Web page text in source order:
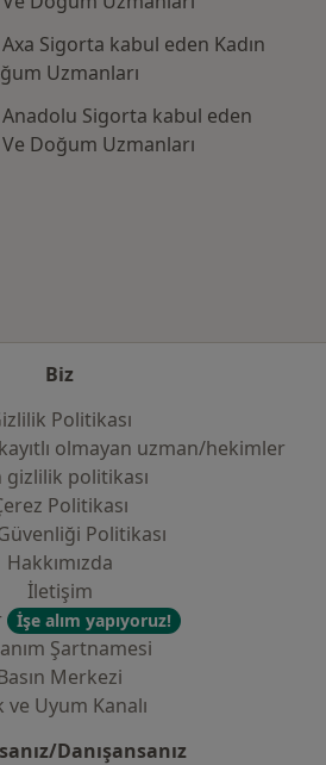
Sigorta kabul eden Kadın
Uzmanları
Sigorta kabul eden
Ve Doğum Uzmanları
Biz
Politikası
olmayan uzman/hekimler
gizlilik politikası
Politikası
Politikası
Hakkımızda
İletişim
İşe alım yapıyoruz!
Şartnamesi
Merkezi
ve Uyum Kanalı
Danışansanız